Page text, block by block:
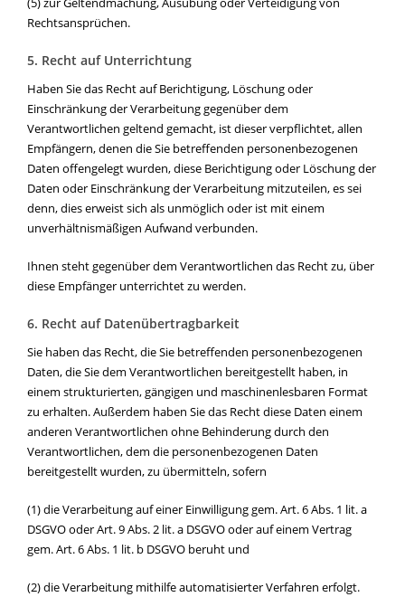
Rechtsansprüchen.
5. Recht auf Unterrichtung
Haben Sie das Recht auf Berichtigung, Löschung oder
Einschränkung der Verarbeitung gegenüber dem
Verantwortlichen geltend gemacht, ist dieser verpflichtet, allen
Empfängern, denen die Sie betreffenden personenbezogenen
Daten offengelegt wurden, diese Berichtigung oder Löschung der
Daten oder Einschränkung der Verarbeitung mitzuteilen, es sei
denn, dies erweist sich als unmöglich oder ist mit einem
unverhältnismäßigen Aufwand verbunden.
Ihnen steht gegenüber dem Verantwortlichen das Recht zu, über
diese Empfänger unterrichtet zu werden.
6. Recht auf Datenübertragbarkeit
Sie haben das Recht, die Sie betreffenden personenbezogenen
Daten, die Sie dem Verantwortlichen bereitgestellt haben, in
einem strukturierten, gängigen und maschinenlesbaren Format
zu erhalten. Außerdem haben Sie das Recht diese Daten einem
anderen Verantwortlichen ohne Behinderung durch den
Verantwortlichen, dem die personenbezogenen Daten
bereitgestellt wurden, zu übermitteln, sofern
(1) die Verarbeitung auf einer Einwilligung gem. Art. 6 Abs. 1 lit. a
DSGVO oder Art. 9 Abs. 2 lit. a DSGVO oder auf einem Vertrag
gem. Art. 6 Abs. 1 lit. b DSGVO beruht und
(2) die Verarbeitung mithilfe automatisierter Verfahren erfolgt.